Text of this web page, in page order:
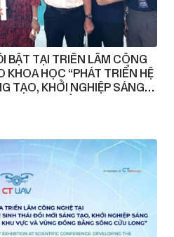
BẬT TẠI TRIỂN LÃM CÔNG
KHOA HỌC “PHÁT TRIỂN HỆ
TẠO, KHỞI NGHIỆP SÁNG
MANG TẦM KHU VỰC VÀ
CỬU LONG”